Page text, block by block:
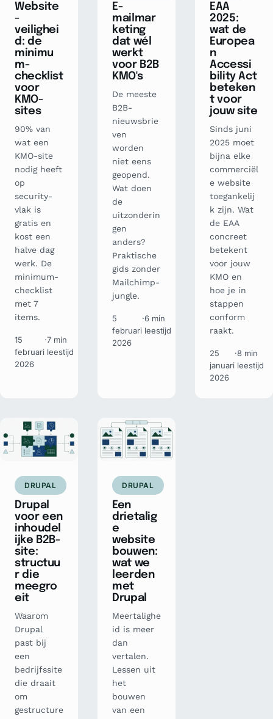
Website
-
veilighei
d: de
minimu
m-
checklist
voor
KMO-
sites
90% van
wat een
KMO-site
nodig heeft
op
security-
vlak is
gratis en
kost een
halve dag
werk. De
minimum-
checklist
met 7
items.
15
februari
2026
·7 min
leestijd
E-
mailmar
keting
dat wél
werkt
voor B2B
KMO's
De meeste
B2B-
nieuwsbrie
ven
worden
niet eens
geopend.
Wat doen
de
uitzonderin
gen
anders?
Praktische
gids zonder
Mailchimp-
jungle.
5
februari
2026
·6 min
leestijd
EAA
2025:
wat de
Europea
n
Accessi
bility Act
beteken
t voor
jouw site
Sinds juni
2025 moet
bijna elke
commerciël
e website
toegankelij
k zijn. Wat
de EAA
concreet
betekent
voor jouw
KMO en
hoe je in
stappen
conform
raakt.
25
januari
2026
·8 min
leestijd
DRUPAL
Drupal
voor een
inhoudel
ijke B2B-
site:
structuu
r die
meegro
eit
Waarom
Drupal
past bij
een
bedrijfssite
die draait
om
gestructure
DRUPAL
Een
drietalig
e
website
bouwen:
wat we
leerden
met
Drupal
Meertalighe
id is meer
dan
vertalen.
Lessen uit
het
bouwen
van een